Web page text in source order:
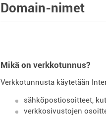
Domain-nimet
Mikä on verkkotunnus?
Verkkotunnusta käytetään
sähköpostiosoitteet,
verkkosivustojen